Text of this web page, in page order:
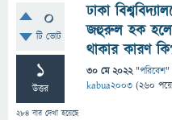
0
টি ভোট
1
উত্তর
284 বার দেখা হয়েছে
ঢাকা
জহুরুল হক
থাকার কারণ
30 মে 2022 "পরিবেশ"
kabua2003 (260